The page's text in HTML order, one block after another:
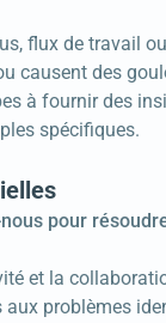
flux de travail
causent des
à fournir des
spécifiques.
pour
et la
problèmes